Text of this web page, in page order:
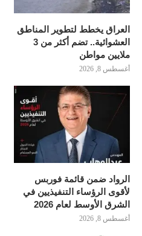
العراق يخطط لتطوير المناطق
العشوائية.. تضم أكثر من 3
ملايين مواطن
أغسطس 8, 2026
الرواد ضمن قائمة فوربس
لأقوى الرؤساء التنفيذيين في
الشرق الأوسط لعام 2026
أغسطس 8, 2026